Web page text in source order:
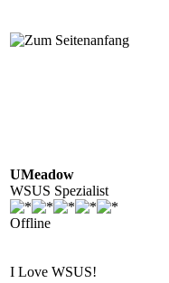
UMeadow
WSUS Spezialist
Offline
I Love WSUS!